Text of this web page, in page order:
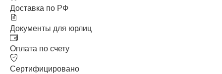
Доставка по РФ
Документы для юрлиц
Оплата по счету
Сертифицировано